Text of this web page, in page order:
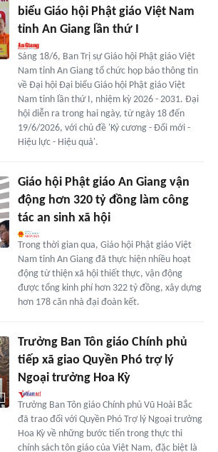
biểu Giáo hội Phật giáo Việt Nam
tỉnh An Giang lần thứ I
Sáng 18/6, Ban Trị sự Giáo hội Phật giáo Việt
Nam tỉnh An Giang tổ chức họp báo thông tin
về Đại hội Đại biểu Giáo hội Phật giáo Việt
Nam tỉnh lần thứ I, nhiệm kỳ 2026 - 2031. Đại
hội diễn ra trong hai ngày, từ ngày 18 đến
19/6/2026, với chủ đề 'Kỷ cương - Đổi mới -
Hiệu lực - Hiệu quả'.
Giáo hội Phật giáo An Giang vận
động hơn 320 tỷ đồng làm công
tác an sinh xã hội
Trong thời gian qua, Giáo hội Phật giáo Việt
Nam tỉnh An Giang đã thực hiện nhiều hoạt
động từ thiện xã hội thiết thực, vận động
được tổng kinh phí hơn 322 tỷ đồng, xây dựng
hơn 178 căn nhà đại đoàn kết.
Trưởng Ban Tôn giáo Chính phủ
tiếp xã giao Quyền Phó trợ lý
Ngoại trưởng Hoa Kỳ
Trưởng Ban Tôn giáo Chính phủ Vũ Hoài Bắc
đã trao đổi với Quyền Phó Trợ lý Ngoại trưởng
Hoa Kỳ về những bước tiến trong thực thi
chính sách tôn giáo của Việt Nam, đặc biệt là